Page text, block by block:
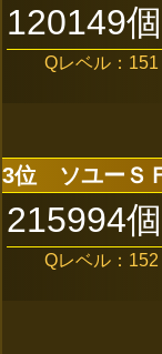
120149個
Qレベル：151
3位 ソユーＳ
215994個
Qレベル：152